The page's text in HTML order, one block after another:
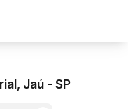
Jaú - SP